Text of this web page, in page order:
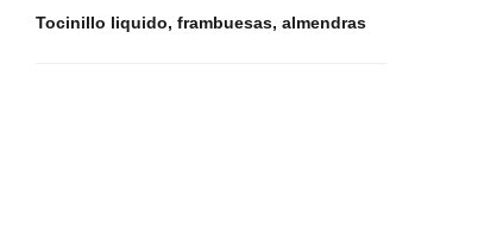
Tocinillo liquido, frambuesas, almendras